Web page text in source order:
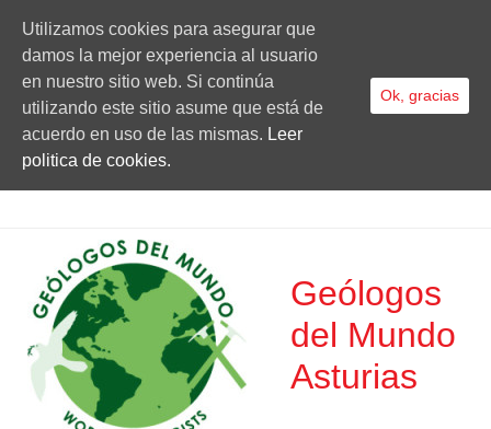
Geólogos
del Mundo
Asturias
Utilizamos cookies para asegurar que
damos la mejor experiencia al usuario
en nuestro sitio web. Si continúa
utilizando este sitio asume que está de
acuerdo en uso de las mismas. Leer
politica de cookies.
Ok, gracias